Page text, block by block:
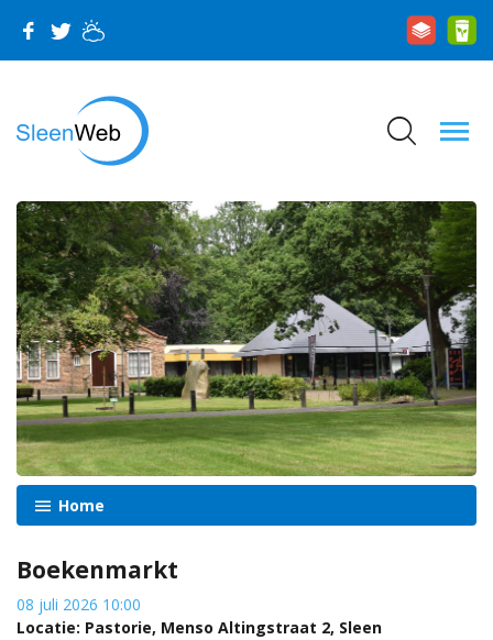
Home
Boekenmarkt
08 juli 2026 10:00
Locatie: Pastorie, Menso Altingstraat 2, Sleen